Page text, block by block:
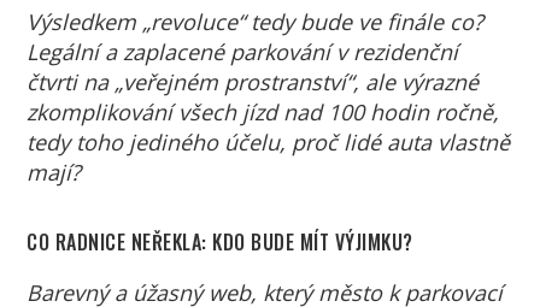
Výsledkem „revoluce“ tedy bude ve finále co?
Legální a zaplacené parkování v rezidenční
čtvrti na „veřejném prostranství“, ale výrazné
zkomplikování všech jízd nad 100 hodin ročně,
tedy toho jediného účelu, proč lidé auta vlastně
mají?
CO RADNICE NEŘEKLA: KDO BUDE MÍT VÝJIMKU?
Barevný a úžasný web, který město k parkovací